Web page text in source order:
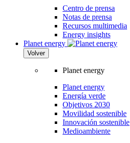
Centro de prensa
Notas de prensa
Recursos multimedia
Energy insights
Planet energy
Volver
Planet energy
Planet energy
Energía verde
Objetivos 2030
Movilidad sostenible
Innovación sostenible
Medioambiente